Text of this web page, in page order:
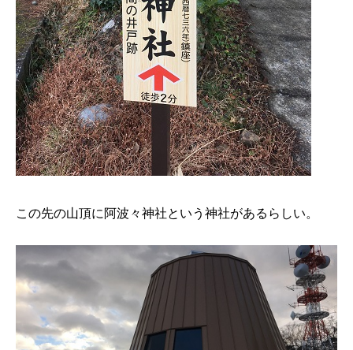
この先の山頂に阿波々神社という神社があるらしい。